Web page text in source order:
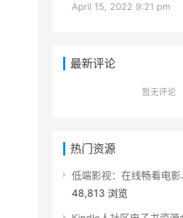
April 15, 2022 9:21 pm
最新评论
暂无评论
热门资源
低端影视：在线畅看电
48,813 浏览